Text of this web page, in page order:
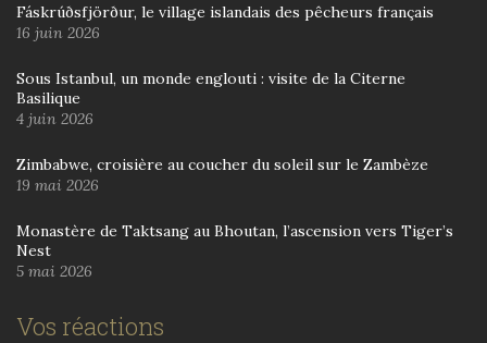
Fáskrúðsfjörður, le village islandais des pêcheurs français
16 juin 2026
Sous Istanbul, un monde englouti : visite de la Citerne
Basilique
4 juin 2026
Zimbabwe, croisière au coucher du soleil sur le Zambèze
19 mai 2026
Monastère de Taktsang au Bhoutan, l’ascension vers Tiger’s
Nest
5 mai 2026
Vos réactions